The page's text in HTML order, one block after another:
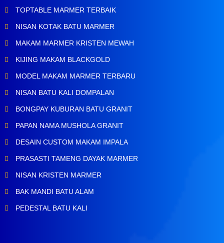
TOPTABLE MARMER TERBAIK
NISAN KOTAK BATU MARMER
MAKAM MARMER KRISTEN MEWAH
KIJING MAKAM BLACKGOLD
MODEL MAKAM MARMER TERBARU
NISAN BATU KALI DOMPALAN
BONGPAY KUBURAN BATU GRANIT
PAPAN NAMA MUSHOLA GRANIT
DESAIN CUSTOM MAKAM IMPALA
PRASASTI TAMENG DAYAK MARMER
NISAN KRISTEN MARMER
BAK MANDI BATU ALAM
PEDESTAL BATU KALI